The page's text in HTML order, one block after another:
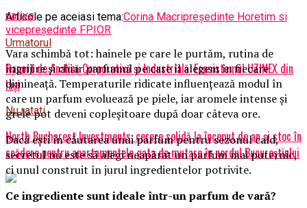
Articole pe aceiasi tema:Corina Macripreședinte Horetim si
vicepreședinte FPIOR
Urmatorul
Raport de Analiză Corporativă și Industrială: Ecosistemul UZINEX din
Iași
Nu ratati
North Bucharest Investments: cerere solidă la început de an și stoc în
scădere pentru apartamentele gata de mutare în nordul Bucureștiului
native
Vara schimbă tot: hainele pe care le purtăm, rutina de
îngrijire și chiar parfumul pe care îl alegem în fiecare
dimineață. Temperaturile ridicate influențează modul în
care un parfum evoluează pe piele, iar aromele intense și
grele pot deveni copleșitoare după doar câteva ore.
Dacă ești în căutarea unui parfum pentru sezonul cald,
secretul nu este să alegi neapărat un parfum mai puternic,
ci unul construit în jurul ingredientelor potrivite.
Ce ingrediente sunt ideale într-un parfum de vară?